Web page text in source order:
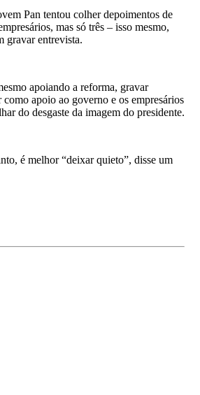
Pan tentou colher depoimentos de
mas só três – isso mesmo,
gravar entrevista.
apoiando a reforma, gravar
como apoio ao governo e os empresários
do desgaste da imagem do presidente.
é melhor “deixar quieto”, disse um